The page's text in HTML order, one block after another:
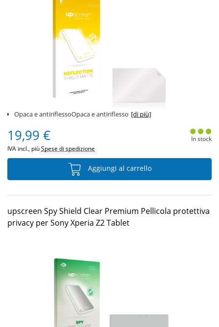
Opaca e antiriflessoOpaca e antiriflesso [di più]
19,99 €
IVA incl., piùSpese di spedizione
In stock
Aggiungi al carrello
upscreen Spy Shield Clear Premium Pellicola protettiva
privacy per Sony Xperia Z2 Tablet